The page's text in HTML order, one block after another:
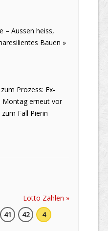
– Aussen heiss,
Bauen »
Prozess: Ex-
Montag erneut vor
Fall Pierin
Lotto Zahlen »
41 42 4